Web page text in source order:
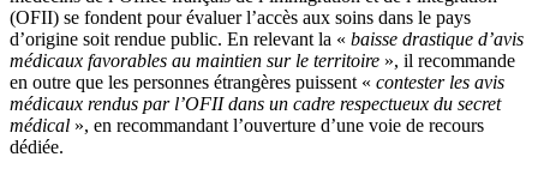
(OFII) se fondent pour évaluer l’accès aux soins dans le pays
d’origine soit rendue public. En relevant la « baisse drastique d’avis
médicaux favorables au maintien sur le territoire », il recommande
en outre que les personnes étrangères puissent « contester les avis
médicaux rendus par l’OFII dans un cadre respectueux du secret
médical », en recommandant l’ouverture d’une voie de recours
dédiée.